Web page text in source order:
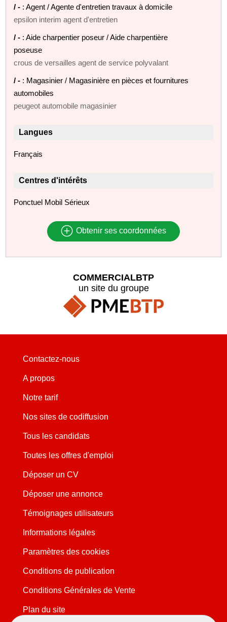
/ - : Agent / Agente d'entretien travaux à domicile
epsilon interim agent d'entretien
/ - : Aide charpentier poseur / Aide charpentière
poseuse
crous de versailles agent de service polyvalant
/ - : Magasinier / Magasinière en pièces et fournitures
automobiles
peugeot automobile magasinier
Langues
Français
Centres d'intérêts
Ponctuel Mobil Sérieux
Obtenir ses coordonnées
COMMERCIALBTP
un site du groupe
Contactez-nous
A propos
Notre tarif
Nos sites de codiffusion
Tous les candidats
Toutes les offres d'emploi
Déposer un CV
Déposer une annonce
Témoignages utilisateurs
Informations légales
Paramètres des cookies
Conditions de publication
Conditions Générales de Vente
Plan du site